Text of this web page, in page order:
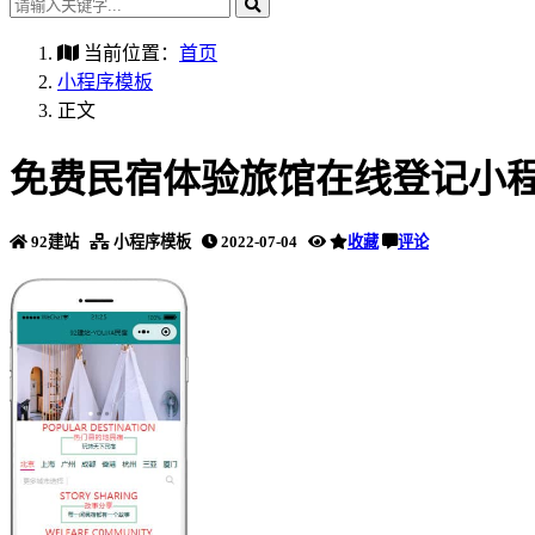
当前位置： 首页
小程序模板
正文
免费民宿体验旅馆在线登记小
92建站 小程序模板 2022-07-04 收藏 评论